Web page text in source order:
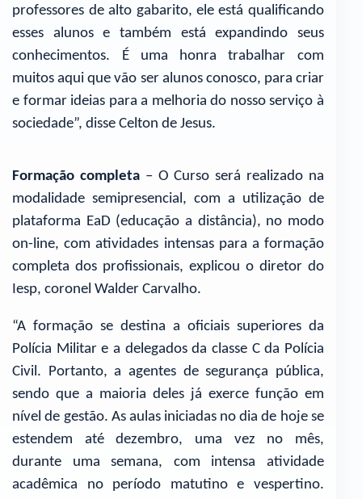
professores de alto gabarito, ele está qualificando
esses alunos e também está expandindo seus
conhecimentos. É uma honra trabalhar com
muitos aqui que vão ser alunos conosco, para criar
e formar ideias para a melhoria do nosso serviço à
sociedade”, disse Celton de Jesus.
Formação completa – O Curso será realizado na
modalidade semipresencial, com a utilização de
plataforma EaD (educação a distância), no modo
on-line, com atividades intensas para a formação
completa dos profissionais, explicou o diretor do
Iesp, coronel Walder Carvalho.
“A formação se destina a oficiais superiores da
Polícia Militar e a delegados da classe C da Polícia
Civil. Portanto, a agentes de segurança pública,
sendo que a maioria deles já exerce função em
nível de gestão. As aulas iniciadas no dia de hoje se
estendem até dezembro, uma vez no mês,
durante uma semana, com intensa atividade
acadêmica no período matutino e vespertino.